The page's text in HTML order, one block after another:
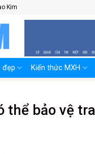
Kim
đẹp Kiến thức MXH
thể bảo vệ